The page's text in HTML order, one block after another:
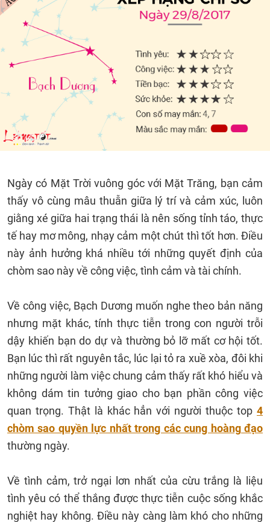
Ngày có Mặt Trời vuông góc với Mặt Trăng, bạn cảm
thấy vô cùng mâu thuẫn giữa lý trí và cảm xúc, luôn
giằng xé giữa hai trạng thái là nên sống tỉnh táo, thực
tế hay mơ mông, nhạy cảm một chút thì tốt hơn. Điều
này ảnh hưởng khá nhiều tới những quyết định của
chòm sao này về công việc, tình cảm và tài chính.
Về công việc, Bạch Dương muốn nghe theo bản năng
nhưng mặt khác, tính thực tiễn trong con người trỗi
dậy khiến bạn do dự và thường bỏ lỡ mất cơ hội tốt.
Bạn lúc thì rất nguyên tắc, lúc lại tỏ ra xuề xòa, đôi khi
những người làm việc chung cảm thấy rất khó hiểu và
không dám tin tưởng giao cho bạn phần công việc
quan trọng. Thật là khác hẳn với người thuộc top 4
chòm sao quyền lực nhất trong các cung hoàng đạo
thường ngày.
Về tình cảm, trở ngại lơn nhất của cừu trắng là liệu
tình yêu có thể thắng được thực tiễn cuộc sống khắc
nghiệt hay không. Điều này càng làm khó cho những